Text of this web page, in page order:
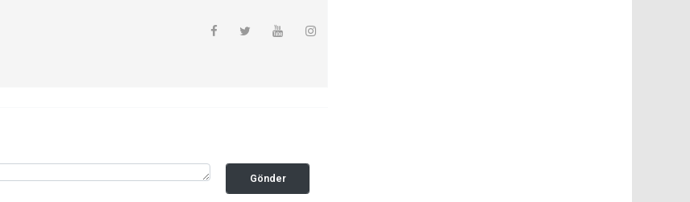
Gönder